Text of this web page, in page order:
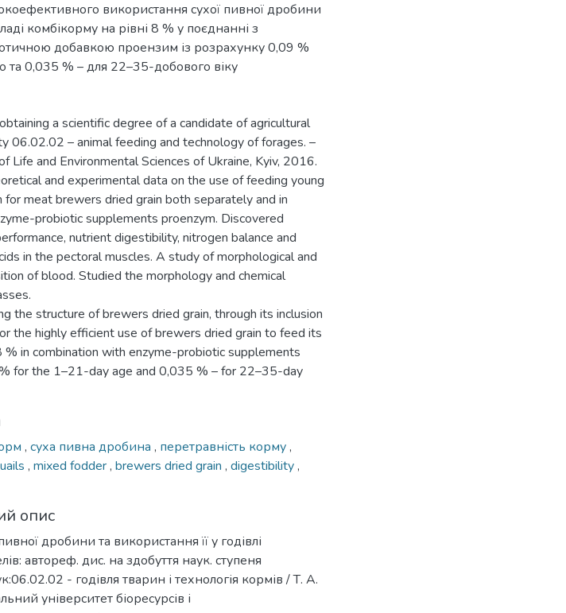
використання сухої пивної дробини
комбікорму на рівні 8 % у поєднанні з
добавкою проензим із розрахунку 0,09 %
та 0,035 % – для 22–35-добового віку
a scientific degree of a candidate of agricultural
06.02.02 – animal feeding and technology of forages. –
Life and Environmental Sciences of Ukraine, Kyiv, 2016.
and experimental data on the use of feeding young
for meat brewers dried grain both separately and in
probiotic supplements proenzym. Discovered
nutrient digestibility, nitrogen balance and
in the pectoral muscles. A study of morphological and
of blood. Studied the morphology and chemical
the structure of brewers dried grain, through its inclusion
the highly efficient use of brewers dried grain to feed its
in combination with enzyme-probiotic supplements
for the 1–21-day age and 0,035 % – for 22–35-day
, суха пивна дробина , перетравність корму,
, mixed fodder, brewers dried grain , digestibility,
опис
дробини та використання її у годівлі
автореф. дис. на здобуття наук. ступеня
- годівля тварин і технологія кормів / Т. А.
університет біоресурсів і